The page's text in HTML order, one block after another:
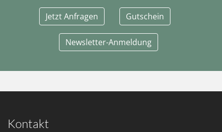
Jetzt Anfragen Gutschein
Newsletter-Anmeldung
Kontakt